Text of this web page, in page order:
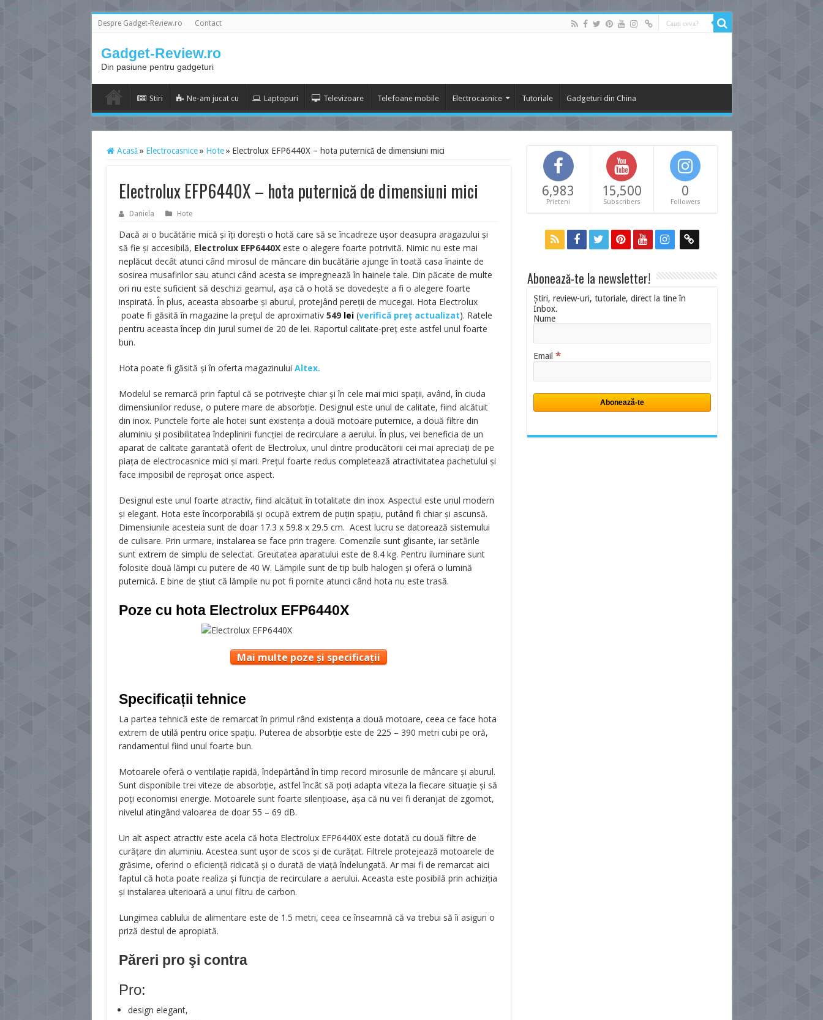
Despre Gadget-Review.ro Contact
Gadget-Review.ro
Din pasiune pentru gadgeturi
Stiri Ne-am jucat cu Laptopuri Televizoare Telefoane mobile Electrocasnice Tutoriale Gadgeturi din China
Acasă » Electrocasnice » Hote » Electrolux EFP6440X – hota puternică de dimensiuni mici
Electrolux EFP6440X – hota puternică de dimensiuni mici
Daniela Hote
Dacă ai o bucătărie mică și îți dorești o hotă care să se încadreze ușor deasupra aragazului și
să fie și accesibilă, Electrolux EFP6440Xeste o alegere foarte potrivită. Nimic nu este mai
neplăcut decât atunci când mirosul de mâncare din bucătărie ajunge în toată casa înainte de
sosirea musafirilor sau atunci când acesta se impregnează în hainele tale. Din păcate de multe
ori nu este suficient să deschizi geamul, așa că o hotă se dovedește a fi o alegere foarte
inspirată. În plus, aceasta absoarbe și aburul, protejând pereții de mucegai. Hota Electrolux
poate fi găsită în magazine la prețul de aproximativ 549 lei(verifică preț actualizat). Ratele
pentru aceasta încep din jurul sumei de 20 de lei. Raportul calitate-preț este astfel unul foarte
bun.
Hota poate fi găsită și în oferta magazinului Altex.
Modelul se remarcă prin faptul că se potrivește chiar și în cele mai mici spații, având, în ciuda
dimensiunilor reduse, o putere mare de absorbție. Designul este unul de calitate, fiind alcătuit
din inox. Punctele forte ale hotei sunt existența a două motoare puternice, a două filtre din
aluminiu și posibilitatea îndeplinirii funcției de recirculare a aerului. În plus, vei beneficia de un
aparat de calitate garantată oferit de Electrolux, unul dintre producătorii cei mai apreciați de pe
piața de electrocasnice mici și mari. Prețul foarte redus completează atractivitatea pachetului și
face imposibil de reproșat orice aspect.
Designul este unul foarte atractiv, fiind alcătuit în totalitate din inox. Aspectul este unul modern
și elegant. Hota este încorporabilă și ocupă extrem de puțin spațiu, putând fi chiar și ascunsă.
Dimensiunile acesteia sunt de doar 17.3 x 59.8 x 29.5 cm. Acest lucru se datorează sistemului
de culisare. Prin urmare, instalarea se face prin tragere. Comenzile sunt glisante, iar setările
sunt extrem de simplu de selectat. Greutatea aparatului este de 8.4 kg. Pentru iluminare sunt
folosite două lămpi cu putere de 40 W. Lămpile sunt de tip bulb halogen și oferă o lumină
puternică. E bine de știut că lămpile nu pot fi pornite atunci când hota nu este trasă.
Poze cu hota Electrolux EFP6440X
Mai multe poze și specificații
Specificații tehnice
La partea tehnică este de remarcat în primul rând existența a două motoare, ceea ce face hota
extrem de utilă pentru orice spațiu. Puterea de absorbție este de 225 – 390 metri cubi pe oră,
randamentul fiind unul foarte bun.
Motoarele oferă o ventilaţie rapidă, îndepărtând în timp record mirosurile de mâncare și aburul.
Sunt disponibile trei viteze de absorbție, astfel încât să poți adapta viteza la fiecare situație și să
poți economisi energie. Motoarele sunt foarte silențioase, așa că nu vei fi deranjat de zgomot,
nivelul atingând valoarea de doar 55 – 69 dB.
Un alt aspect atractiv este acela că hota Electrolux EFP6440X este dotată cu două filtre de
curățare din aluminiu. Acestea sunt ușor de scos și de curățat. Filtrele protejează motoarele de
grăsime, oferind o eficiență ridicată și o durată de viață îndelungată. Ar mai fi de remarcat aici
faptul că hota poate realiza și funcția de recirculare a aerului. Aceasta este posibilă prin achiziția
și instalarea ulterioară a unui filtru de carbon.
Lungimea cablului de alimentare este de 1.5 metri, ceea ce înseamnă că va trebui să îi asiguri o
priză destul de apropiată.
Păreri pro şi contra
Pro:
design elegant,
6,983
Prieteni
15,500
Subscribers
0
Followers
Abonează-te la newsletter!
Știri, review-uri, tutoriale, direct la tine în
Inbox.
Nume
Email *